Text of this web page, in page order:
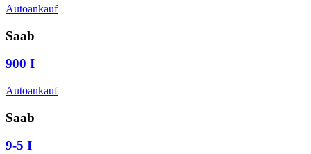
Autoankauf
Saab
900 I
Autoankauf
Saab
9-5 I